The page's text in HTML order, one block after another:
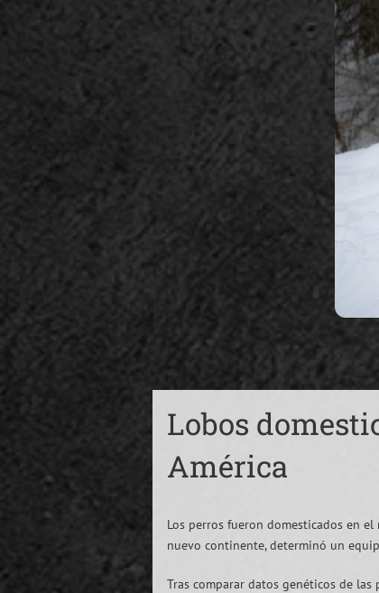
Lobos
América
Los perros fueron domesticados en
nuevo continente, determinó un
Tras comparar datos genéticos de